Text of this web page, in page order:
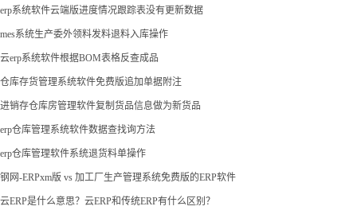
erp系统软件云端版进度情况跟踪表没有更新数据
mes系统生产委外领料发料退料入库操作
云erp系统软件根据BOM表格反查成品
仓库存货管理系统软件免费版追加单据附注
进销存仓库房管理软件复制货品信息做为新货品
erp仓库管理系统软件数据查找询方法
erp仓库管理软件系统退货料单操作
钢网-ERPxm版 vs 加工厂生产管理系统免费版的ERP软件
云ERP是什么意思？云ERP和传统ERP有什么区别？